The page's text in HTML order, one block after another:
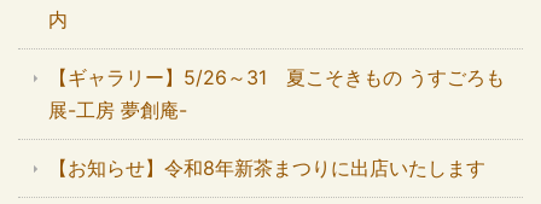
内
【ギャラリー】5/26～31 夏こそきもの うすごろも
展-工房 夢創庵-
【お知らせ】令和8年新茶まつりに出店いたします